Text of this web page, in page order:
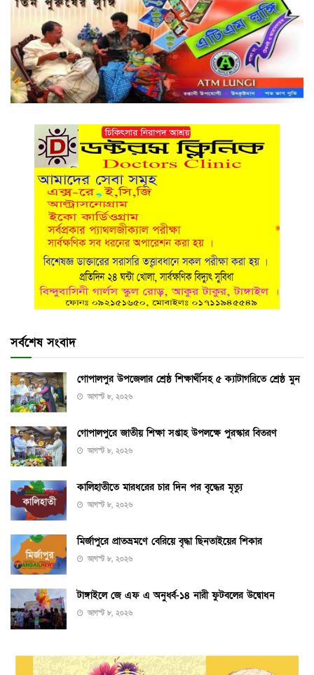
সর্বশেষ সংবাদ
গোপালপুর উপজেলার শ্রেষ্ঠ শিক্ষার্থীসহ ৫ ক্যাটাগরিতে শ্রেষ্ঠ মুন
আগস্ট ৮, ২০২৬
গোপালপুরে জাতীয় শিক্ষা সপ্তাহ উপলক্ষে পুরস্কার বিতরণ
আগস্ট ৮, ২০২৬
কালিহাতীতে মারধরের চার দিন পর বৃদ্ধের মৃত্যু
আগস্ট ৮, ২০২৬
মির্জাপুরে প্রাতভ্রমণে বেরিয়ে বৃদ্ধা ছিনতাইয়ের শিকার
আগস্ট ৮, ২০২৬
টাঙ্গাইলে জে এফ এ অনুর্ধ্ব-১৪ নারী ফুটবলের উদ্বোধন
আগস্ট ৮, ২০২৬